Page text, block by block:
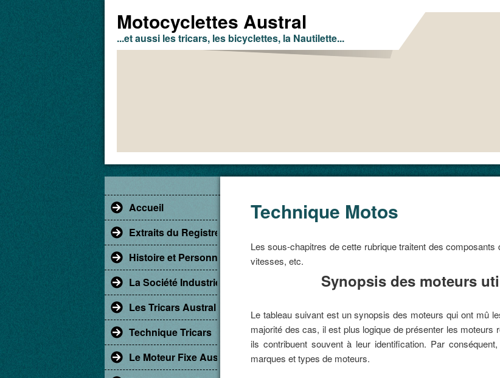
Motocyclettes Austral
...et aussi les tricars, les bicyclettes, la Nautilette...
Accueil
Extraits du Registre du Commerce
Histoire et Personnages
La Société Industrielle d'Albert
Les Tricars Austral
Technique Tricars
Le Moteur Fixe Austral
Technique Motos
Les sous-chapitres de cette rubrique traitent des
vitesses, etc.
Synopsis des moteurs
Le tableau suivant est un synopsis des moteurs qui ont mû
majorité des cas, il est plus logique de présenter les
ils contribuent souvent à leur identification. Par
marques et types de moteurs.